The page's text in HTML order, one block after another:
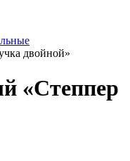
двойной»
«Степпер